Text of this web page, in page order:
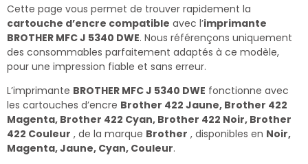
Cette page vous permet de trouver rapidement la
cartouche d’encre compatible avec l’imprimante
BROTHER MFC J 5340 DWE. Nous référençons uniquement
des consommables parfaitement adaptés à ce modèle,
pour une impression fiable et sans erreur.
L’imprimante BROTHER MFC J 5340 DWE fonctionne avec
les cartouches d’encre Brother 422 Jaune, Brother 422
Magenta, Brother 422 Cyan, Brother 422 Noir, Brother
422 Couleur , de la marque Brother , disponibles en Noir,
Magenta, Jaune, Cyan, Couleur.